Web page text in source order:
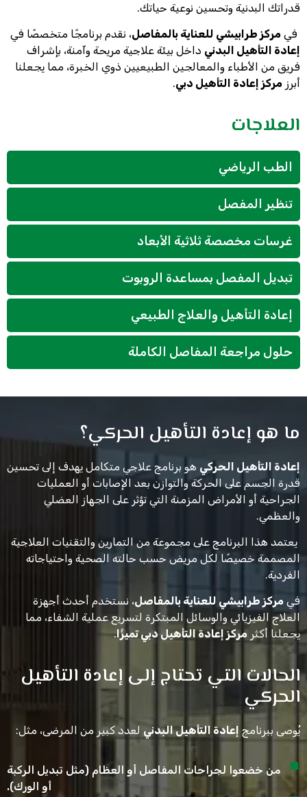
العلاجات
الطب الرياضي
تنظير المفصل
غرسات مخصصة ثلاثية الأبعاد
تبديل المفصل بمساعدة الروبوت
إعادة التأهيل والعلاج الطبيعي
حلول مراجعة المفاصل الكاملة
قدراتك البدنية وتحسين نوعية حياتك.
في مركز طرابيشي للعناية بالمفاصل، نقدم برنامجًا متخصصًا في
إعادة التأهيل البدني داخل بيئة علاجية مريحة وآمنة، بإشراف
فريق من الأطباء والمعالجين الطبيعيين ذوي الخبرة، مما يجعلنا
أبرز مركز إعادة التأهيل دبي.
ما هو إعادة التأهيل الحركي؟
إعادة التأهيل الحركي هو برنامج علاجي متكامل يهدف إلى تحسين
قدرة الجسم على الحركة والتوازن بعد الإصابات أو العمليات
الجراحية أو الأمراض المزمنة التي تؤثر على الجهاز العضلي
والعظمي.
يعتمد هذا البرنامج على مجموعة من التمارين والتقنيات العلاجية
المصممة خصيصًا لكل مريض حسب حالته الصحية واحتياجاته
الفردية.
في مركز طرابيشي للعناية بالمفاصل، نستخدم أحدث أجهزة
العلاج الفيزيائي والوسائل المبتكرة لتسريع عملية الشفاء، مما
يجعلنا أكثر مركز إعادة التأهيل دبي تميزًا.
الحالات التي تحتاج إلى إعادة التأهيل
الحركي
يُوصى ببرنامج إعادة التأهيل البدني لعدد كبير من المرضى، مثل:
من خضعوا لجراحات المفاصل أو العظام (مثل تبديل الركبة
أو الورك).